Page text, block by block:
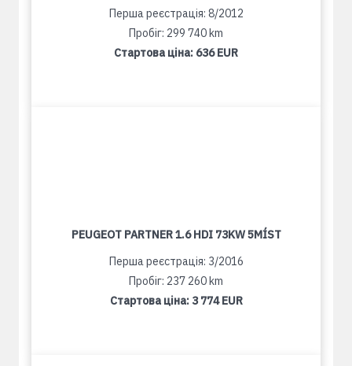
Перша реєстрація: 8/2012
Пробіг: 299 740 km
Стартова ціна: 636 EUR
PEUGEOT PARTNER 1.6 HDI 73KW 5MÍST
Перша реєстрація: 3/2016
Пробіг: 237 260 km
Стартова ціна: 3 774 EUR